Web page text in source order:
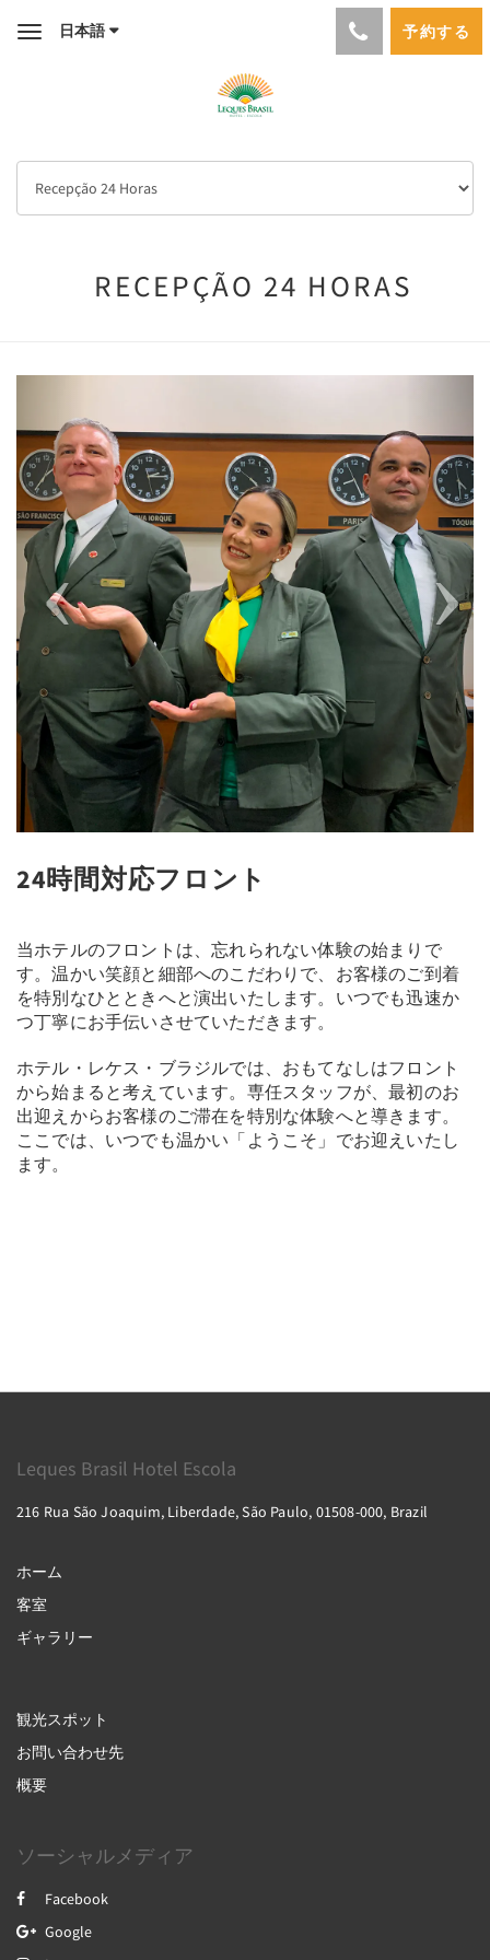
Toggle日本語 予約する
RECEPÇÃO 24 HORAS
24時間対応フロント
当ホテルのフロントは、忘れられない体験の始まりで
す。温かい笑顔と細部へのこだわりで、お客様のご到着
を特別なひとときへと演出いたします。いつでも迅速か
つ丁寧にお手伝いさせていただきます。
ホテル・レケス・ブラジルでは、おもてなしはフロント
から始まると考えています。専任スタッフが、最初のお
出迎えからお客様のご滞在を特別な体験へと導きます。
ここでは、いつでも温かい「ようこそ」でお迎えいたし
ます。
Leques Brasil Hotel Escola
216 Rua São Joaquim, Liberdade, São Paulo, 01508-000, Brazil
ホーム
客室
ギャラリー
観光スポット
お問い合わせ先
概要
ソーシャルメディア
Facebook
Google